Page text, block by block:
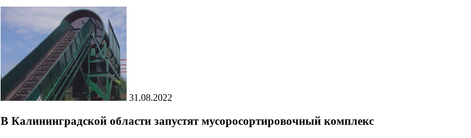
31.08.2022
В Калининградской области запустят мусоросортировочный комплекс